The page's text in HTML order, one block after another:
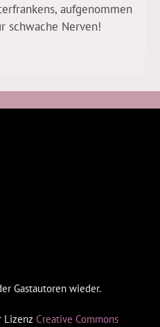
aufgenommen
schwache Nerven!
Gastautoren wieder.
Lizenz Creative Commons